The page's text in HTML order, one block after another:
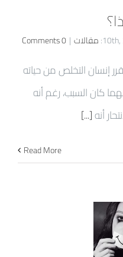
مقالات |
0 Comments
إنسان التخلص من حياته
كان السبب، رغم أنه
أنه[...]
Read More